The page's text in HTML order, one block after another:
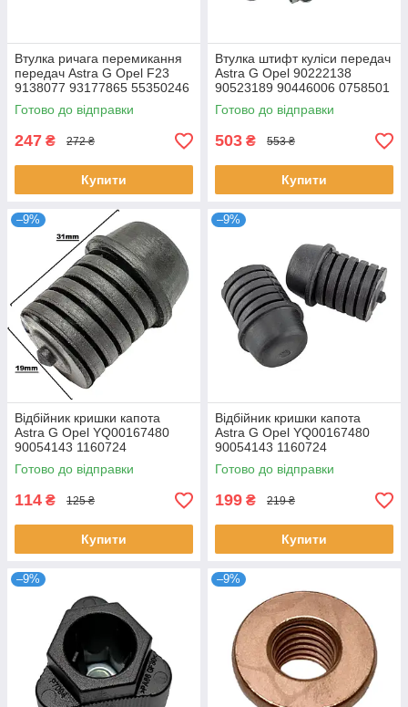
Втулка ричага перемикання
передач Astra G Opel F23
9138077 93177865 55350246
55350247 55350662
Готово до відправки
247 ₴ 272 ₴
Купити
Втулка штифт куліси передач
Astra G Opel 90222138
90523189 90446006 0758501
0758915
Готово до відправки
503 ₴ 553 ₴
Купити
–9%
Відбійник кришки капота
Astra G Opel YQ00167480
90054143 1160724
Готово до відправки
114 ₴ 125 ₴
Купити
–9%
Відбійник кришки капота
Astra G Opel YQ00167480
90054143 1160724
Готово до відправки
199 ₴ 219 ₴
Купити
–9% –9%